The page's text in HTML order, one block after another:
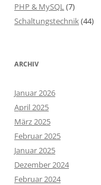
PHP & MySQL(7)
Schaltungstechnik(44)
ARCHIV
Januar 2026
April 2025
März 2025
Februar 2025
Januar 2025
Dezember 2024
Februar 2024